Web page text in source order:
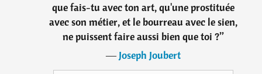
que fais-tu avec ton art, qu'une prostituée
avec son métier, et le bourreau avec le sien,
ne puissent faire aussi bien que toi ?”
―Joseph Joubert